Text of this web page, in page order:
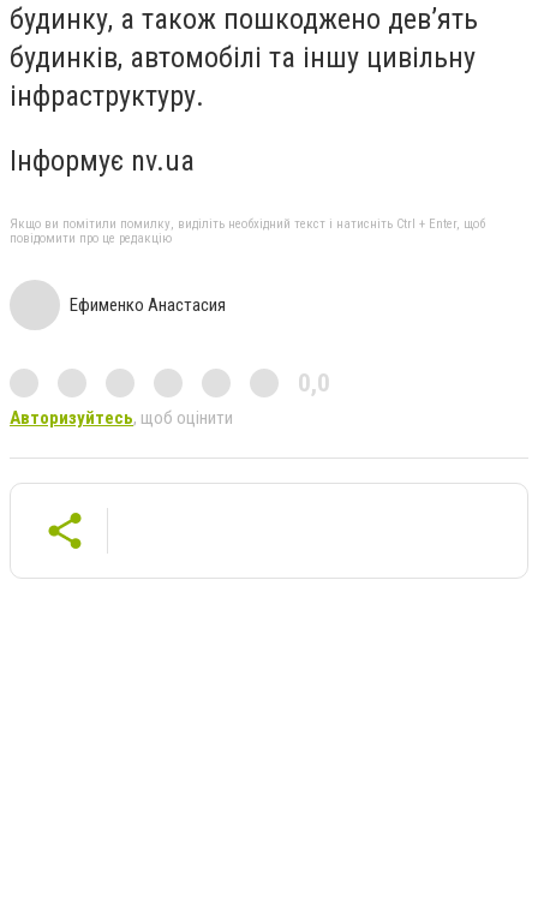
будинку, а також пошкоджено дев’ять
будинків, автомобілі та іншу цивільну
інфраструктуру.
Інформує nv.ua
Якщо ви помітили помилку, виділіть необхідний текст і натисніть Ctrl + Enter, щоб
повідомити про це редакцію
Ефименко Анастасия
0,0
Авторизуйтесь, щоб оцінити